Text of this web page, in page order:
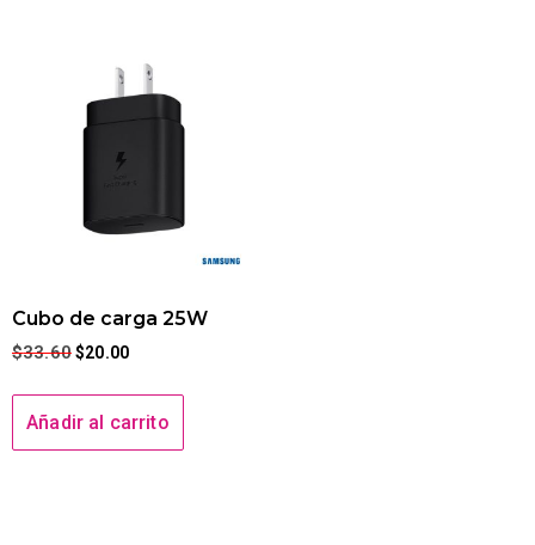
Cubo de carga 25W
$33.60$20.00
Añadir al carrito